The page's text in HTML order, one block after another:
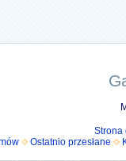
Strona
Ostatnio przesłane